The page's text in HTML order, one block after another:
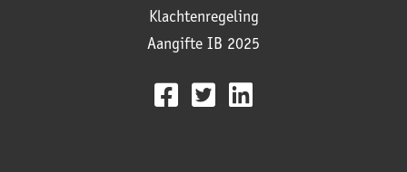
Klachtenregeling
Aangifte IB 2025